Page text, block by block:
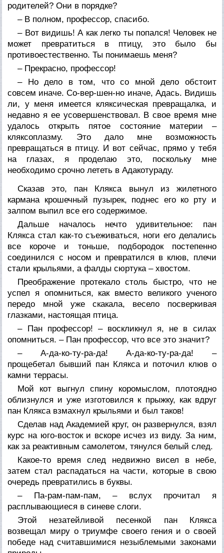
родителей? Они в порядке?
– В полном, профессор, спасибо.
– Вот видишь! А как легко ты попался! Человек не
может превратиться в птицу, это было бы
противоестественно. Ты понимаешь меня?
– Прекрасно, профессор!
– Но дело в том, что со мной дело обстоит
совсем иначе. Со-вер-шен-но иначе, Адась. Видишь
ли, у меня имеется кляксическая превращалка, и
недавно я ее усовершенствовал. В свое время мне
удалось открыть пятое состояние материи –
кляксоплазму. Это дало мне возможность
превращаться в птицу. И вот сейчас, прямо у тебя
на глазах, я проделаю это, поскольку мне
необходимо срочно лететь в Адакотураду.
Сказав это, пан Клякса вынул из жилетного
кармана крошечный пузырек, поднес его ко рту и
залпом выпил все его содержимое.
Дальше началось нечто удивительное: пан
Клякса стал как-то съеживаться, ноги его делались
все короче и тоньше, подбородок постепенно
соединился с носом и превратился в клюв, плечи
стали крыльями, а фалды сюртука – хвостом.
Преображение протекало столь быстро, что не
успел я опомниться, как вместо великого ученого
передо мной уже скакала, весело посверкивая
глазками, настоящая птица.
– Пан профессор! – воскликнул я, не в силах
опомниться. – Пан профессор, что все это значит?
– А-да-ко-ту-ра-да! А-да-ко-ту-ра-да! –
прощебетал бывший пан Клякса и поточил клюв о
камни террасы.
Мой кот выгнул спину коромыслом, плотоядно
облизнулся и уже изготовился к прыжку, как вдруг
пан Клякса взмахнул крыльями и был таков!
Сделав над Академией круг, он развернулся, взял
курс на юго-восток и вскоре исчез из виду. За ним,
как за реактивным самолетом, тянулся белый след.
Какое-то время след недвижно висел в небе,
затем стал распадаться на части, которые в свою
очередь превратились в буквы.
– Па-рам-пам-пам, – вслух прочитал я
расплывающиеся в синеве слоги.
Этой незатейливой песенкой пан Клякса
возвещал миру о триумфе своего гения и о своей
победе над считавшимися незыблемыми законами